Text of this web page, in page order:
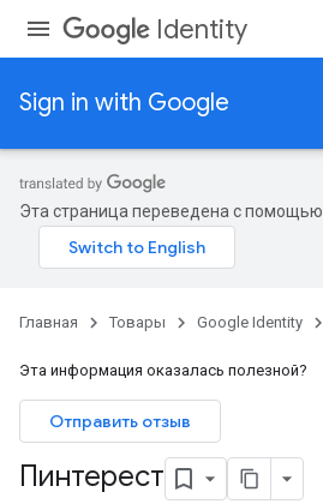
Identity
Sign in with Google
Эта страница переведена с помощью
Главная Товары Google Identity
Эта информация оказалась полезной?
Отправить отзыв
Пинтерест